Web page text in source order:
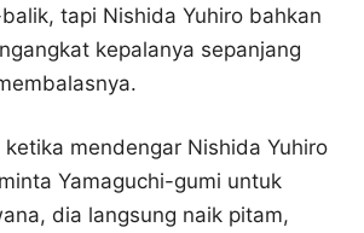
tapi Nishida Yuhiro bahkan
kepalanya sepanjang
mendengar Nishida Yuhiro
Yamaguchi-gumi untuk
dia langsung naik pitam,